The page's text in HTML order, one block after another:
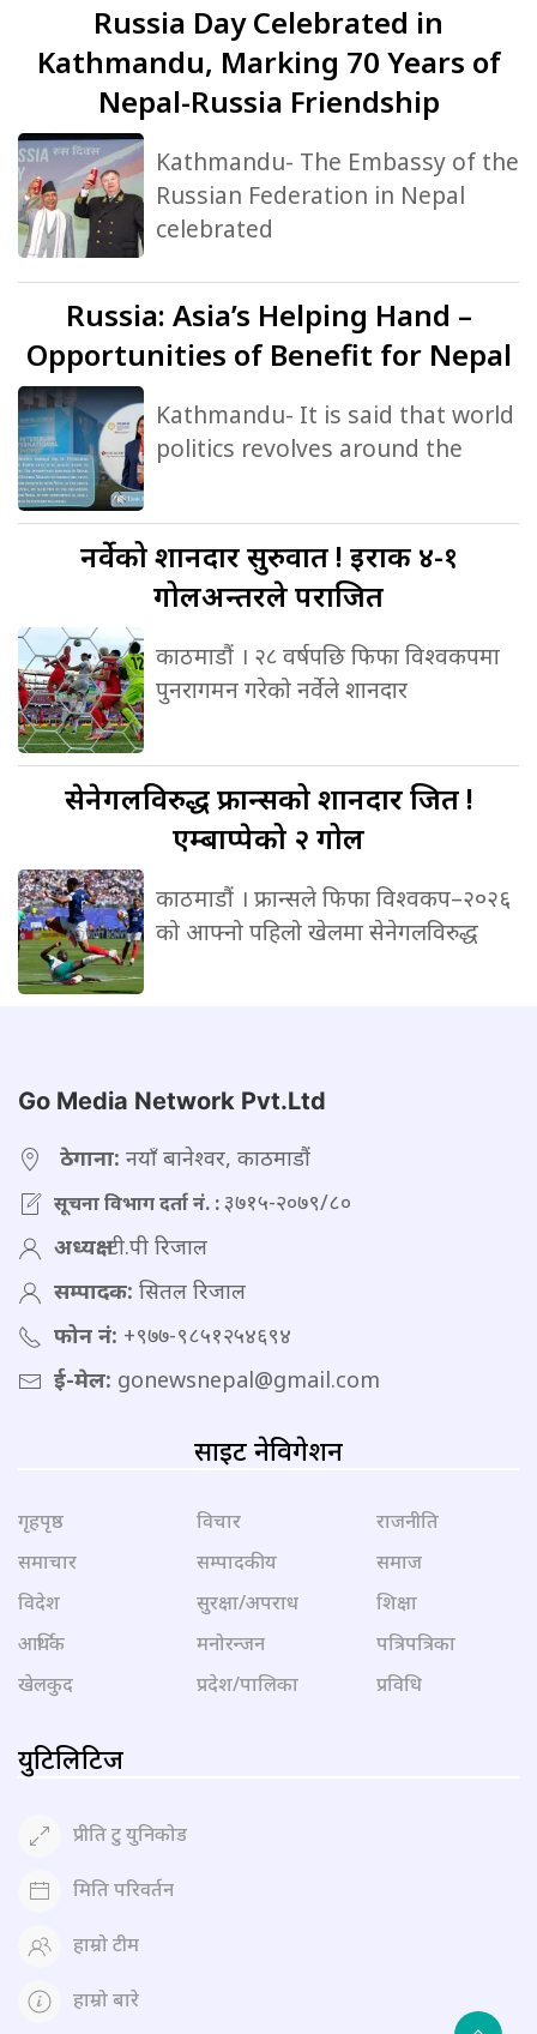
Russia Day Celebrated in
Kathmandu, Marking 70 Years of
Nepal-Russia Friendship
Kathmandu- The Embassy of the
Russian Federation in Nepal
celebrated
Russia: Asia’s Helping Hand –
Opportunities of Benefit for Nepal
Kathmandu- It is said that world
politics revolves around the
नर्वेकोशानदार सुरुवात ! इराक ४-१
गोलअन्तरले पराजित
काठमाडौं । २८ वर्षपछि फिफा विश्वकपमा
पुनरागमन गरेको नर्वेले शानदार
सेनेगलविरुद्धफ्रान्सको शानदार जित !
एम्बाप्पेको २ गोल
काठमाडौं । फ्रान्सले फिफा विश्वकप–२०२६
को आफ्नो पहिलो खेलमा सेनेगलविरुद्ध
Go Media Network Pvt.Ltd
ठेगाना: नयाँ बानेश्वर, काठमाडौं
सूचना विभाग दर्ता नं. :३७१५-२०७९/८०
अध्यक्ष:टी.पी रिजाल
सम्पादक: सितल रिजाल
फोन नं: +९७७-९८५१२५४६९४
ई-मेल: gonewsnepal@gmail.com
साइट नेविगेशन
गृहपृष्ठ
समाचार
विदेश
आर्थिक
खेलकुद
विचार
सम्पादकीय
सुरक्षा/अपराध
मनोरन्जन
प्रदेश/पालिका
राजनीति
समाज
शिक्षा
पत्रिपत्रिका
प्रविधि
युटिलिटिज
प्रीति टु युनिकोड
मिति परिवर्तन
हाम्रो टीम
हाम्रो बारे